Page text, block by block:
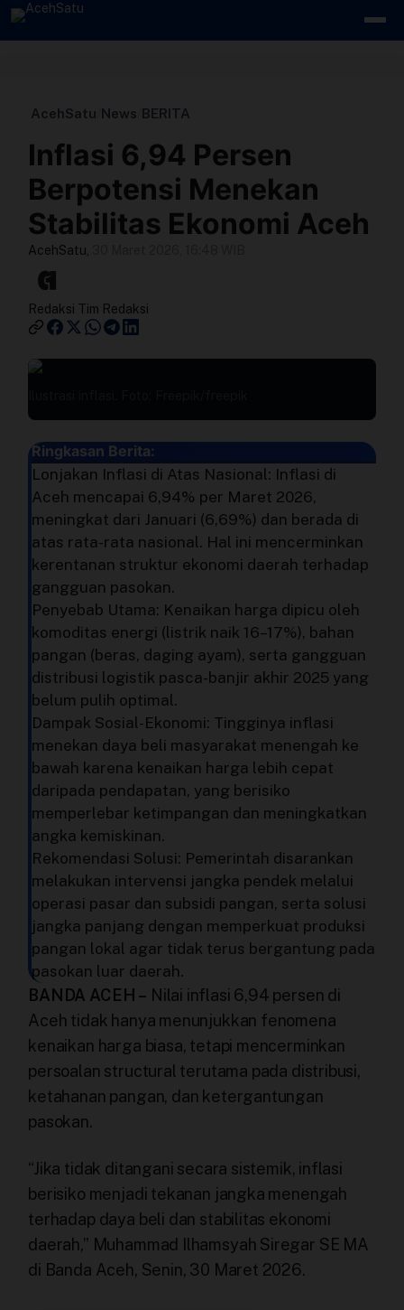
Skip to content
Kebijakan Cookies
Kebijakan Privasi
Panduan
Pasang Iklan
Profil
Sistem Redaksi
Statistik
Surat Masuk
Baca Surat
Tambah Kontributor
Terbitkan Berita
Trustworthy
Video
AcehSatu News BERITA
Inflasi 6,94 Persen
Berpotensi Menekan
Stabilitas Ekonomi Aceh
AcehSatu
Redaksi Tim Redaksi
Ringkasan Berita:
Lonjakan Inflasi di Atas Nasional: Inflasi di
Aceh mencapai 6,94% per Maret 2026,
meningkat dari Januari (6,69%) dan berada di
atas rata-rata nasional. Hal ini mencerminkan
kerentanan struktur ekonomi daerah terhadap
gangguan pasokan.
Penyebab Utama: Kenaikan harga dipicu oleh
komoditas energi (listrik naik 16–17%), bahan
pangan (beras, daging ayam), serta gangguan
distribusi logistik pasca-banjir akhir 2025 yang
belum pulih optimal.
Dampak Sosial-Ekonomi: Tingginya inflasi
menekan daya beli masyarakat menengah ke
bawah karena kenaikan harga lebih cepat
daripada pendapatan, yang berisiko
memperlebar ketimpangan dan meningkatkan
angka kemiskinan.
Rekomendasi Solusi: Pemerintah disarankan
melakukan intervensi jangka pendek melalui
operasi pasar dan subsidi pangan, serta solusi
jangka panjang dengan memperkuat produksi
pangan lokal agar tidak terus bergantung pada
pasokan luar daerah.
BANDA ACEH – Nilai inflasi 6,94 persen di
Aceh tidak hanya menunjukkan fenomena
kenaikan harga biasa, tetapi mencerminkan
persoalan structural terutama pada distribusi,
ketahanan pangan, dan ketergantungan
pasokan.
“Jika tidak ditangani secara sistemik, inflasi
berisiko menjadi tekanan jangka menengah
terhadap daya beli dan stabilitas ekonomi
daerah,” Muhammad Ilhamsyah Siregar SE MA
di Banda Aceh, Senin, 30 Maret 2026.